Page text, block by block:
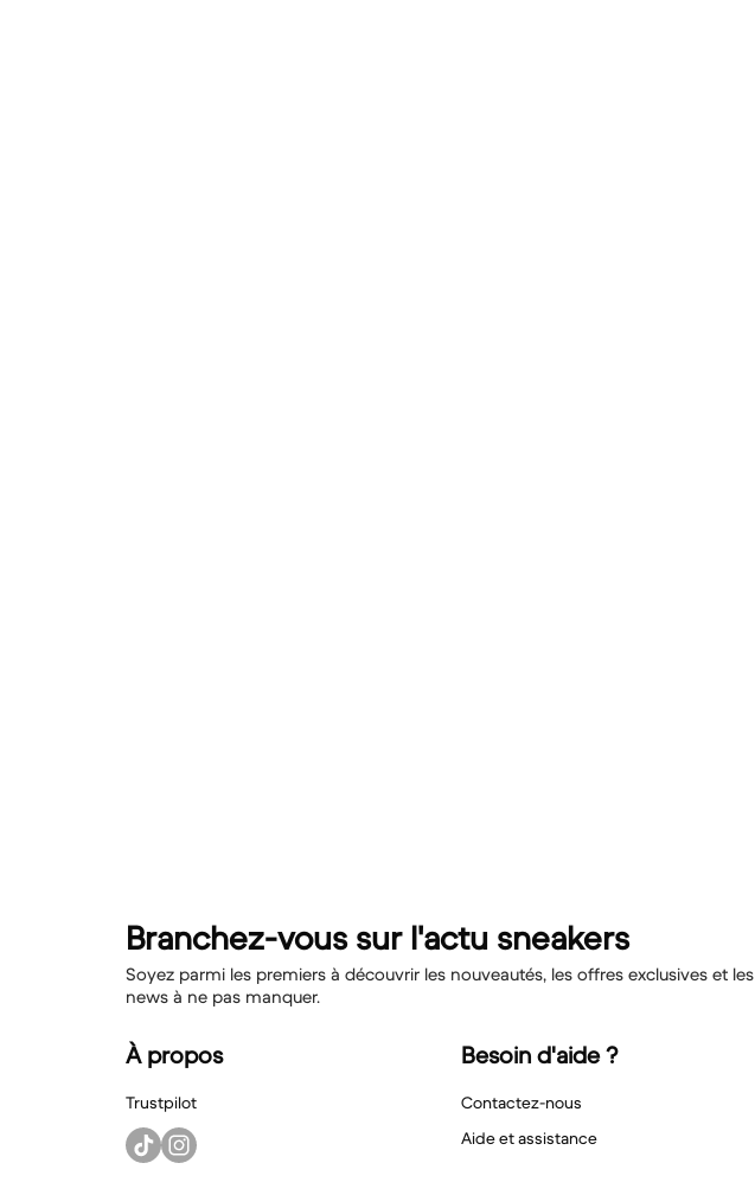
Branchez-vous sur l'actu sneakers
Soyez parmi les premiers à découvrir les nouveautés, les offres exclusives et les
news à ne pas manquer.
À propos
Trustpilot
Besoin d'aide ?
Contactez-nous
Aide et assistance